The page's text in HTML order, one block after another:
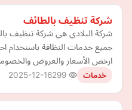
شركة تنظيف بالطائف
شركة البلادي هي شركة تنظيف
جميع خدمات النظافة باستخدام
ارخص الأسعار والعروض
خدمات 2025-12-16